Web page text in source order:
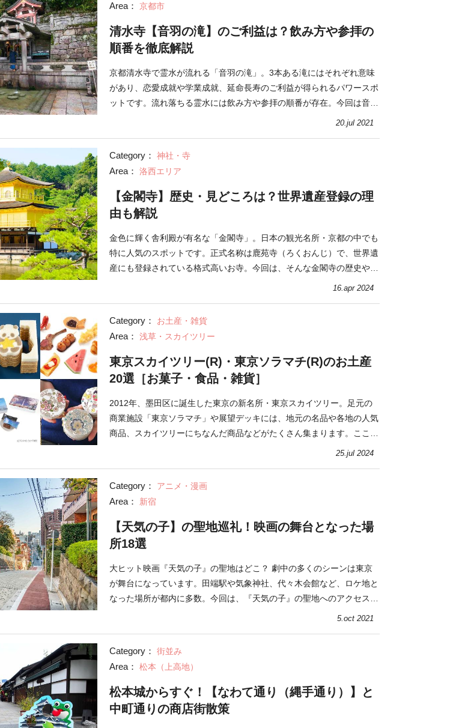
Area： 京都市
清水寺【音羽の滝】のご利益は？飲み方や参拝の
順番を徹底解説
京都清水寺で霊水が流れる「音羽の滝」。3本ある滝にはそれぞれ意味
があり、恋愛成就や学業成就、延命長寿のご利益が得られるパワースポ
ットです。流れ落ちる霊水には飲み方や参拝の順番が存在。今回は音羽
20.jul 2021
Category： 神社・寺
Area： 洛西エリア
【金閣寺】歴史・見どころは？世界遺産登録の理
由も解説
金色に輝く舎利殿が有名な「金閣寺」。日本の観光名所・京都の中でも
特に人気のスポットです。正式名称は鹿苑寺（ろくおんじ）で、世界遺
産にも登録されている格式高いお寺。今回は、そんな金閣寺の歴史や見
16.apr 2024
Category： お土産・雑貨
Area： 浅草・スカイツリー
東京スカイツリー(R)・東京ソラマチ(R)のお土産
20選［お菓子・食品・雑貨］
2012年、墨田区に誕生した東京の新名所・東京スカイツリー。足元の
商業施設「東京ソラマチ」や展望デッキには、地元の名品や各地の人気
商品、スカイツリーにちなんだ商品などがたくさん集まります。ここで
25.jul 2024
Category： アニメ・漫画
Area： 新宿
【天気の子】の聖地巡礼！映画の舞台となった場
所18選
大ヒット映画『天気の子』の聖地はどこ？ 劇中の多くのシーンは東京
が舞台になっています。田端駅や気象神社、代々木会館など、ロケ地と
なった場所が都内に多数。今回は、『天気の子』の聖地へのアクセス方
5.oct 2021
Category： 街並み
Area： 松本（上高地）
松本城からすぐ！【なわて通り（縄手通り）】と
中町通りの商店街散策